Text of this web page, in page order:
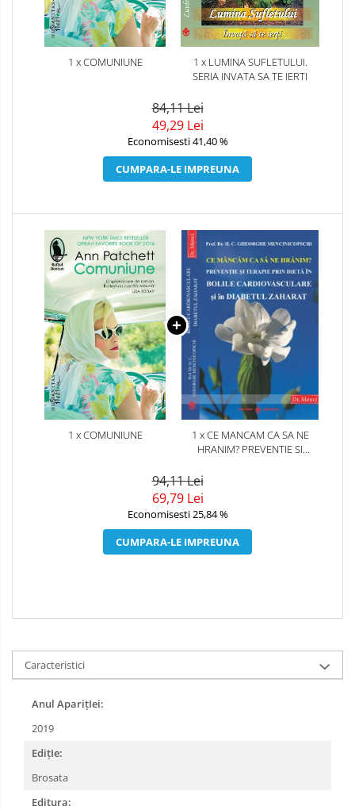
1 x COMUNIUNE
1 x LUMINA SUFLETULUI.
SERIA INVATA SA TE IERTI
84,11 Lei
49,29 Lei
Economisesti 41,40 %
CUMPARA-LE IMPREUNA
1 x COMUNIUNE
1 x CE MANCAM CA SA NE
HRANIM? PREVENTIE SI
CARDIOVASCULARE SI IN
94,11 Lei
69,79 Lei
Economisesti 25,84 %
CUMPARA-LE IMPREUNA
Caracteristici
Anul AparițIei:
2019
EdițIe:
Brosata
Editura: